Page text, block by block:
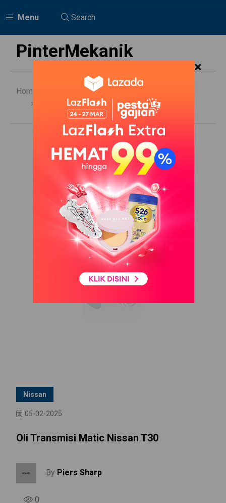
Menu Search
PinterMekanik
Home
Nissan
Oli Transmisi Matic Nissan T30
Nissan
05-02-2025
Oli Transmisi Matic Nissan T30
By Piers Sharp
0
×